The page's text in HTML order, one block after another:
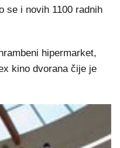
se i novih 1100 radnih
hipermarket,
kino dvorana čije je